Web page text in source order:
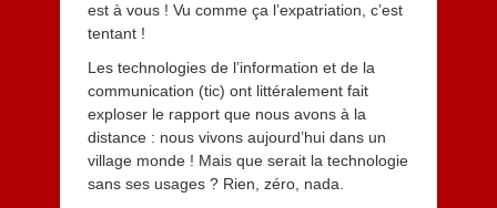
est à vous ! Vu comme ça l’expatriation, c’est
tentant !
Les technologies de l’information et de la
communication (tic) ont littéralement fait
exploser le rapport que nous avons à la
distance : nous vivons aujourd’hui dans un
village monde ! Mais que serait la technologie
sans ses usages ? Rien, zéro, nada.